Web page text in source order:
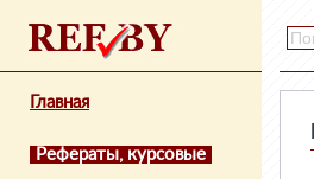
Главная
Рефераты, курсовые